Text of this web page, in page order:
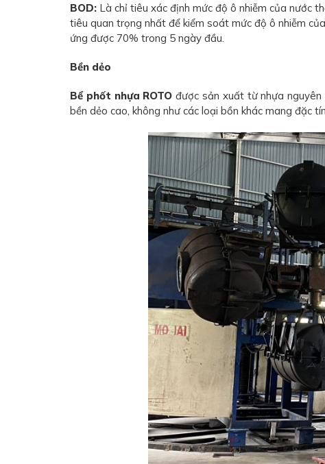
BOD: Là chỉ tiêu xác định mức độ ô nhiễm của nước
tiêu quan trọng nhất để kiểm soát mức độ ô nhiễm
ứng được 70% trong 5 ngày đầu.
Bền dẻo
Bể phốt nhựa ROTO được sản xuất từ nhựa
bền dẻo cao, không như các loại bồn khác mang đặc